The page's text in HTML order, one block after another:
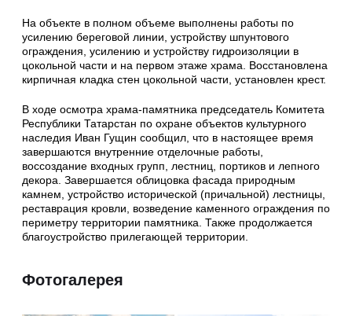
На объекте в полном объеме выполнены работы по
усилению береговой линии, устройству шпунтового
ограждения, усилению и устройству гидроизоляции в
цокольной части и на первом этаже храма. Восстановлена
кирпичная кладка стен цокольной части, установлен крест.
В ходе осмотра храма-памятника председатель Комитета
Республики Татарстан по охране объектов культурного
наследия Иван Гущин сообщил, что в настоящее время
завершаются внутренние отделочные работы,
воссоздание входных групп, лестниц, портиков и лепного
декора. Завершается облицовка фасада природным
камнем, устройство исторической (причальной) лестницы,
реставрация кровли, возведение каменного ограждения по
периметру территории памятника. Также продолжается
благоустройство прилегающей территории.
Фотогалерея